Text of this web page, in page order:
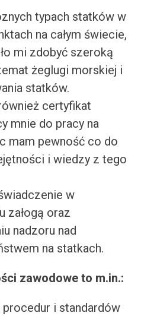
typach statków w
na całym świecie,
mi zdobyć szeroką
żeglugi morskiej i
statków.
certyfikat
mnie do pracy na
mam pewność co do
i wiedzy z tego
w
załogą oraz
nadzoru nad
na statkach.
zawodowe to m.in.:
i standardów